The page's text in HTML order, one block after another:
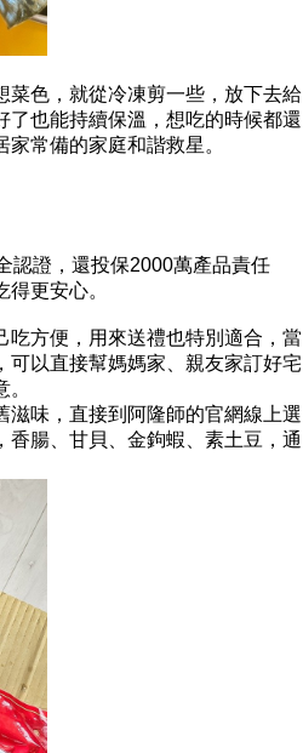
菜色，就從冷凍剪一些，放下去給
了也能持續保溫，想吃的時候都還
常備的家庭和諧救星。
認證，還投保2000萬產品責任
更安心。
吃方便，用來送禮也特別適合，當
可以直接幫媽媽家、親友家訂好宅
滋味，直接到阿隆師的官網線上選
腸、甘貝、金鉤蝦、素土豆，通